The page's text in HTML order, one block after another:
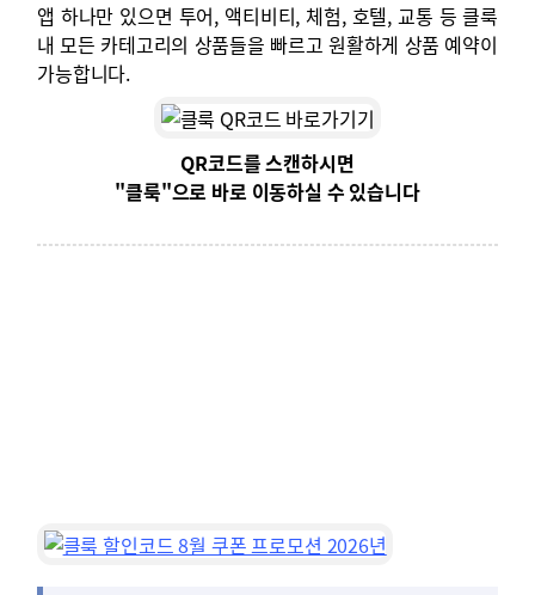
앱 하나만 있으면 투어, 액티비티, 체험, 호텔, 교통 등 클룩
내 모든 카테고리의 상품들을 빠르고 원활하게 상품 예약이
가능합니다.
QR코드를 스캔하시면
"클룩"으로 바로 이동하실 수 있습니다